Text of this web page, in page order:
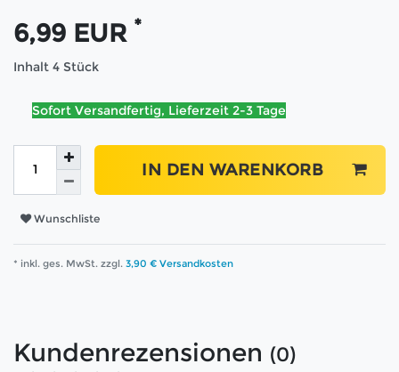
6,99 EUR *
Inhalt 4 Stück
Sofort Versandfertig, Lieferzeit 2-3 Tage
IN DEN WARENKORB
Wunschliste
* inkl. ges. MwSt. zzgl. 3,90 € Versandkosten
Kundenrezensionen (0)